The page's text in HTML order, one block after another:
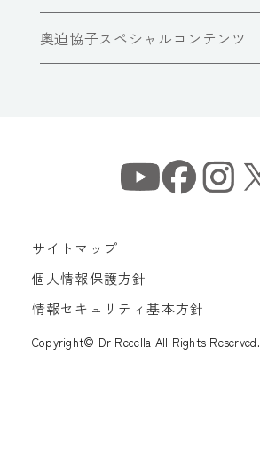
奥迫協子スペシャルコンテンツ
サイトマップ
個人情報保護方針
情報セキュリティ基本方針
Copyright© Dr Recella All Rights Reserved.